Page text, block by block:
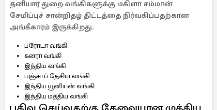
தனியார் துறை வங்கிகளுக்கு மகிளா சம்மான்
சேமிப்புச் சான்றிதழ் திட்டத்தை நிர்வகிப்பதற்கான
அங்கீகாரம் இருக்கிறது.
பரோடா வங்கி
கனரா வங்கி
இந்திய வங்கி
பஞ்சாப் தேசிய வங்கி
இந்திய யூனியன் வங்கி
இந்திய மத்திய வங்கி